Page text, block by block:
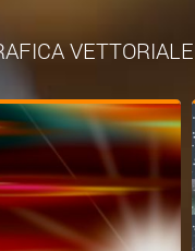
VETTORIALE